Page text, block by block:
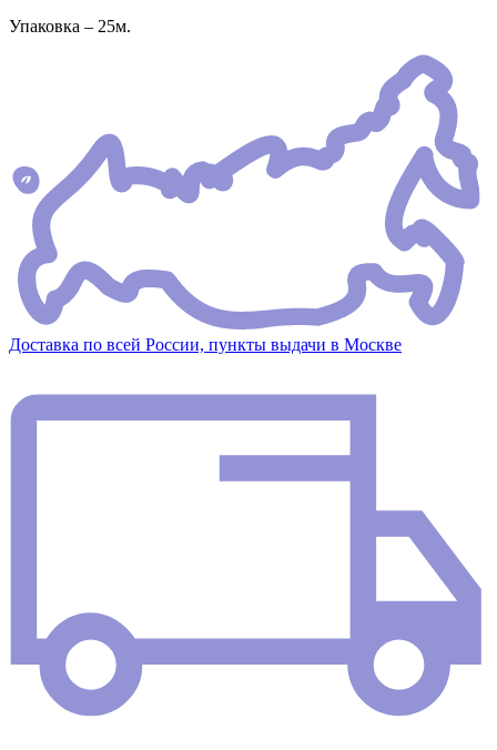
Упаковка – 25м.
Доставка по всей России, пункты выдачи в Москве